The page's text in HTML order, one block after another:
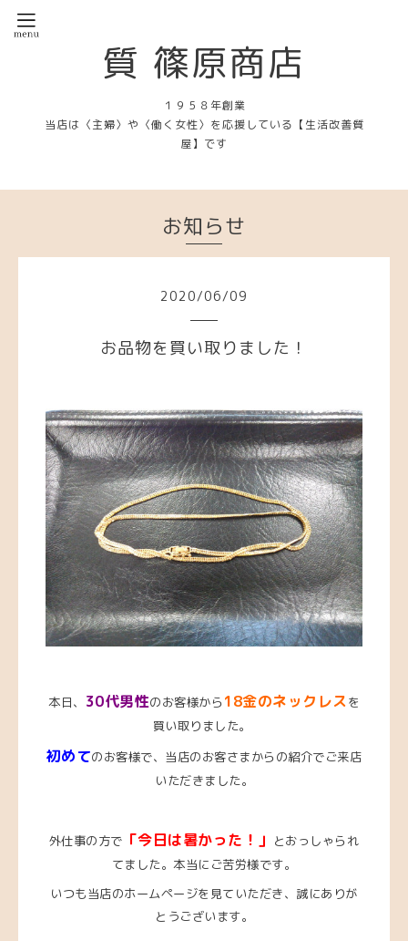
質 篠原商店
１９５８年創業
当店は〈主婦〉や〈働く女性〉を応援している【生活改善質
屋】です
お知らせ
2020/06/09
お品物を買い取りました！
本日、 30代男性のお客様から 18金のネックレスを
買い取りました。
初めてのお客様で、当店のお客さまからの紹介でご来店
いただきました。
外仕事の方で 「今日は暑かった！」
とおっしゃられ
てました。本当にご苦労様です。
いつも当店のホームページを見ていただき、誠にありが
とうございます。